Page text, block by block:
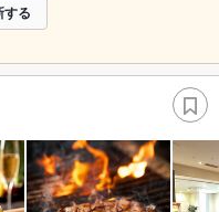
する